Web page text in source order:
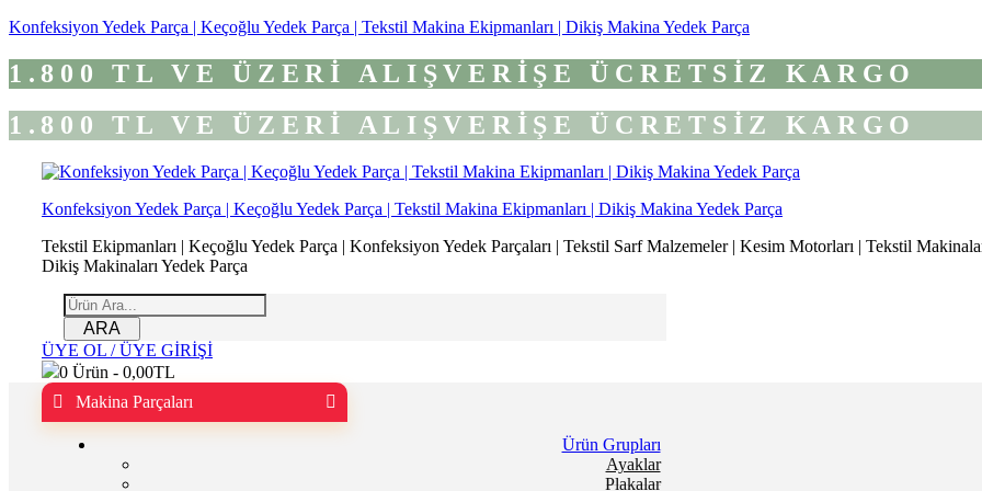
Konfeksiyon Yedek Parça | Keçoğlu Yedek Parça | Tekstil Makina Ekipmanları | Dikiş Makina Yedek Parça
1.800 TL VE ÜZERİ ALIŞVERİŞE ÜCRETSİZ KARGO
1.800 TL VE ÜZERİ ALIŞVERİŞE ÜCRETSİZ KARGO
Konfeksiyon Yedek Parça | Keçoğlu Yedek Parça | Tekstil Makina Ekipmanları | Dikiş Makina Yedek Parça
Tekstil Ekipmanları | Keçoğlu Yedek Parça | Konfeksiyon Yedek Parçaları | Tekstil Sarf Malzemeler | Kesim Motorları | Tekstil
Dikiş Makinaları Yedek Parça
ARA
ÜYE OL / ÜYE GİRİŞİ
0 Ürün - 0,00TL
Makina Parçaları
Ürün Grupları
Ayaklar
Plakalar